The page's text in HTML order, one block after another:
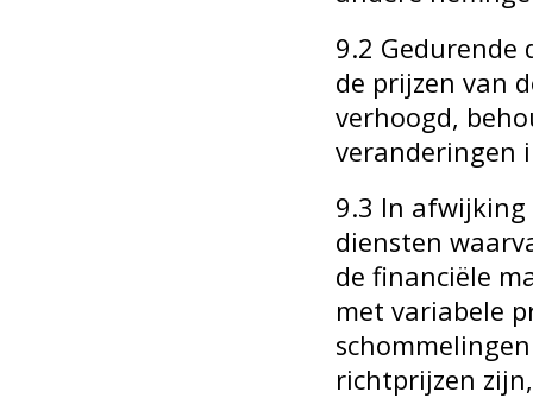
9.2 Gedurende
de prijzen van
verhoogd,
veranderingen
9.3 In
diensten
de financiële
met variabele
richtprijzen